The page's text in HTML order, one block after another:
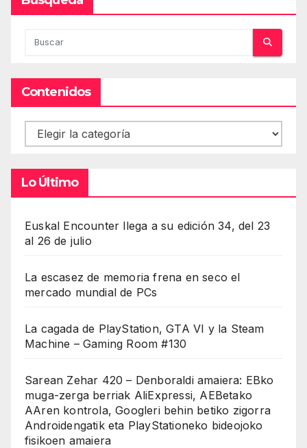
Contenidos
Contenidos
Lo Último
Euskal Encounter llega a su edición 34, del 23
al 26 de julio
La escasez de memoria frena en seco el
mercado mundial de PCs
La cagada de PlayStation, GTA VI y la Steam
Machine – Gaming Room #130
Sarean Zehar 420 – Denboraldi amaiera: EBko
muga-zerga berriak AliExpressi, AEBetako
AAren kontrola, Googleri behin betiko zigorra
Androidengatik eta PlayStationeko bideojoko
fisikoen amaiera